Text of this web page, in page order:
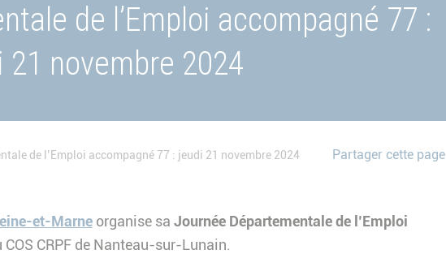
de l’Emploi accompagné 77 :
21 novembre 2024
de l’Emploi accompagné 77 : jeudi 21 novembre 2024 Partager cette page
et-Marneorganise sa Journée Départementale de l’Emploi
CRPF de Nanteau-sur-Lunain.